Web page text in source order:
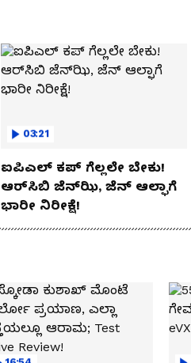
03:21
ಐಪಿಎಲ್ ಕಪ್‌ ಗೆಲ್ಲಲೇ ಬೇಕು!
ಆರ್‌ಸಿಬಿ ಜೆನ್‌ಝಿ, ಜೆನ್‌ ಆಲ್ಫಾಗೆ
ಭಾರೀ ನಿರೀಕ್ಷೆ!